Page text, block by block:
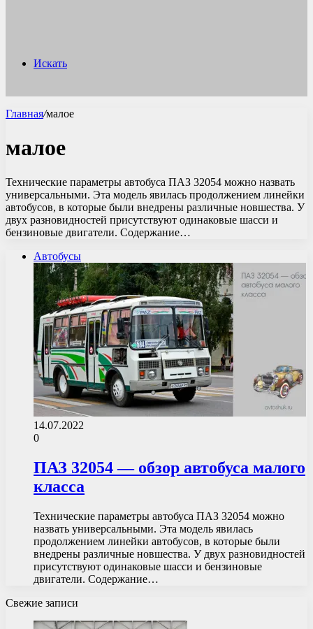
Искать
Главная/малое
малое
Технические параметры автобуса ПАЗ 32054 можно назвать
универсальными. Эта модель явилась продолжением линейки
автобусов, в которые были внедрены различные новшества. У
двух разновидностей присутствуют одинаковые шасси и
бензиновые двигатели. Содержание…
Автобусы
14.07.2022
0
ПАЗ 32054 — обзор автобуса малого
класса
Технические параметры автобуса ПАЗ 32054 можно
назвать универсальными. Эта модель явилась
продолжением линейки автобусов, в которые были
внедрены различные новшества. У двух разновидностей
присутствуют одинаковые шасси и бензиновые
двигатели. Содержание…
Свежие записи